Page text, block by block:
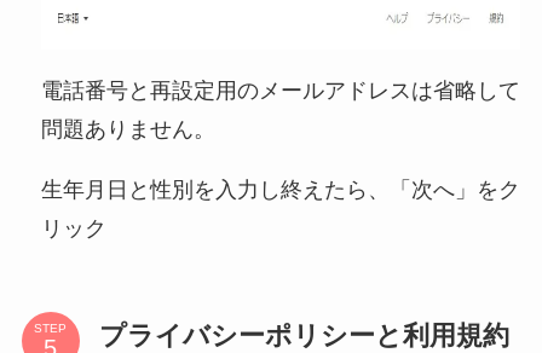
電話番号と再設定用のメールアドレスは省略して
問題ありません。
生年月日と性別を入力し終えたら、「次へ」をク
リック
STEP
プライバシーポリシーと利用規約